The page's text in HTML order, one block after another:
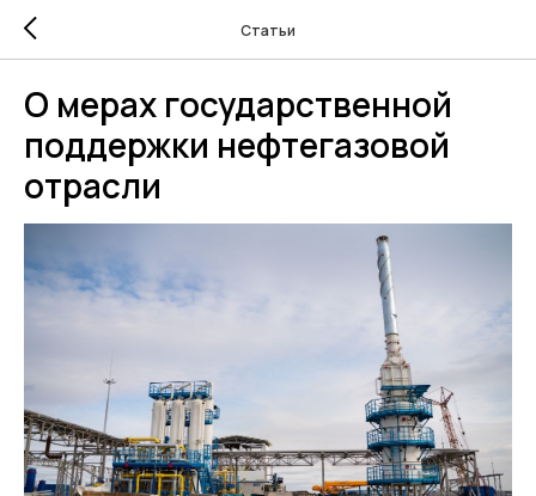
Статьи
О мерах государственной
поддержки нефтегазовой
отрасли